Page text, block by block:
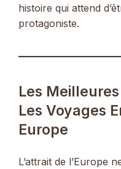
histoire qui attend
protagoniste.
Les
Les Voyages
Europe
L’attrait de l’Europe